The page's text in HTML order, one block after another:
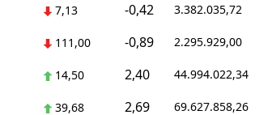
7,13 -0,42 3.382.035,72
111,00 -0,89 2.295.929,00
14,50 2,40 44.994.022,34
39,68 2,69 69.627.858,26